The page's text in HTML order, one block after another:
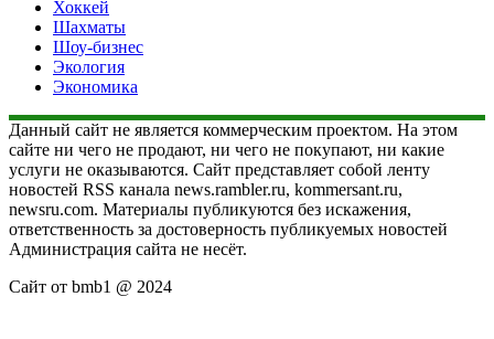
Хоккей
Шахматы
Шоу-бизнес
Экология
Экономика
Данный сайт не является коммерческим проектом. На этом
сайте ни чего не продают, ни чего не покупают, ни какие
услуги не оказываются. Сайт представляет собой ленту
новостей RSS канала news.rambler.ru, kommersant.ru,
newsru.com. Материалы публикуются без искажения,
ответственность за достоверность публикуемых новостей
Администрация сайта не несёт.
Сайт от bmb1 @ 2024